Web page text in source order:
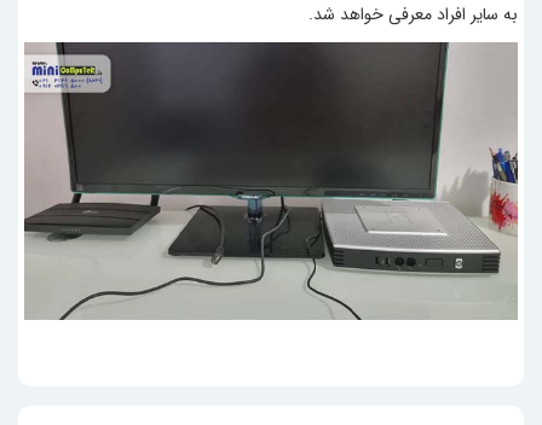
به سایر افراد معرفی خواهد شد.